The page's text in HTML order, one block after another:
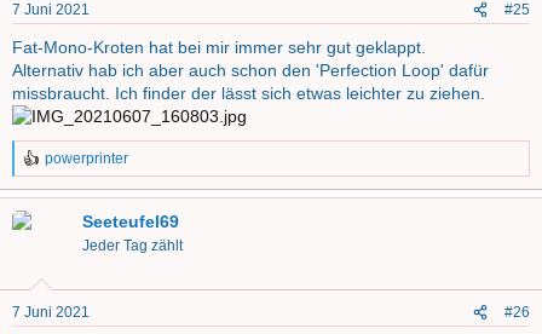
e
n
:
7 Juni 2021 #25
Fat-Mono-Kroten hat bei mir immer sehr gut geklappt.
Alternativ hab ich aber auch schon den 'Perfection Loop' dafür
missbraucht. Ich finder der lässt sich etwas leichter zu ziehen.
R
e
k
e
powerprinter
Seeteufel69
Jeder Tag zählt
7 Juni 2021 #26